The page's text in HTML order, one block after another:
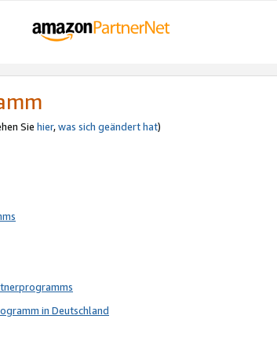
Sie hier,was sich geändert hat)
in Deutschland